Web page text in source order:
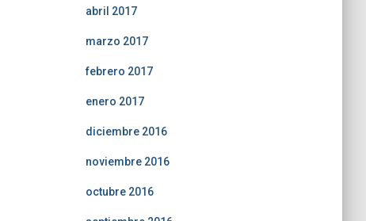
abril 2017
marzo 2017
febrero 2017
enero 2017
diciembre 2016
noviembre 2016
octubre 2016